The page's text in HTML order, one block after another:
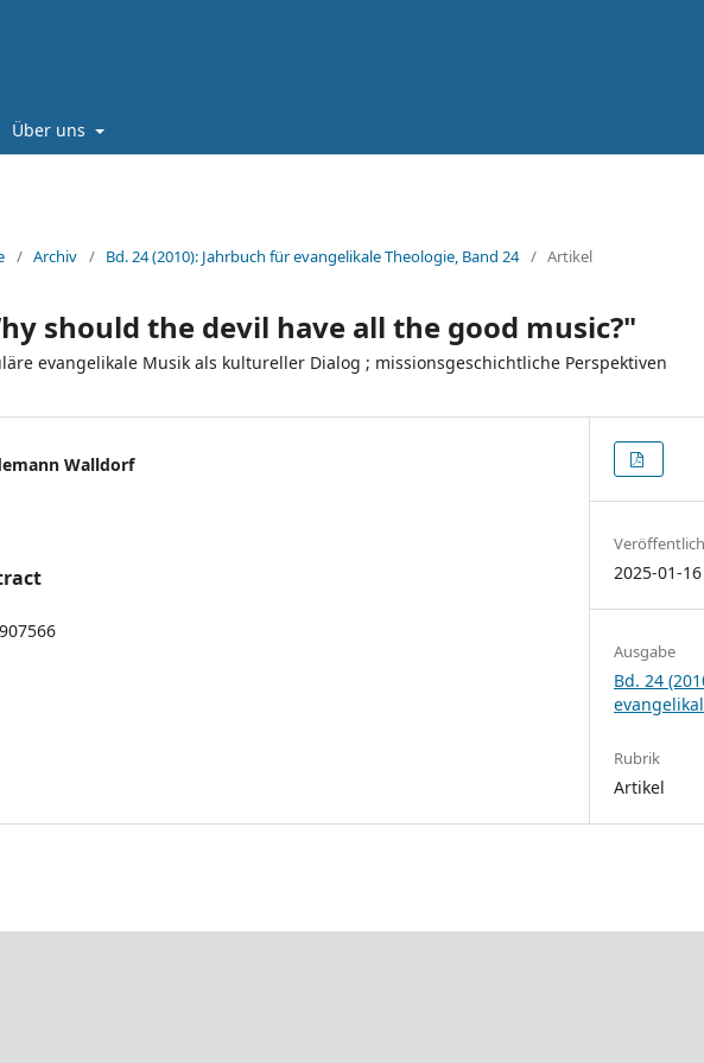
Über uns
/ Archiv / Bd. 24 (2010): Jahrbuch für evangelikale Theologie, Band 24 / Artikel
should the devil have all the good music?"
evangelikale Musik als kultureller Dialog ; missionsgeschichtliche Perspektiven
Walldorf
2025-01-16
Ausgabe
Bd. 24
Rubrik
Artikel